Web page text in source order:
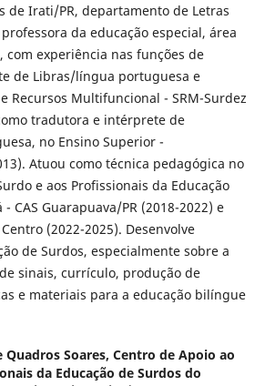
de Irati/PR, departamento de Letras
da educação especial, área
com experiência nas funções de
de Libras/língua portuguesa e
Recursos Multifuncional - SRM-Surdez
tradutora e intérprete de
no Ensino Superior -
Atuou como técnica pedagógica no
e aos Profissionais da Educação
CAS Guarapuava/PR (2018-2022) e
(2022-2025). Desenvolve
de Surdos, especialmente sobre a
sinais, currículo, produção de
e materiais para a educação bilíngue
Quadros Soares, Centro de Apoio ao
da Educação de Surdos do